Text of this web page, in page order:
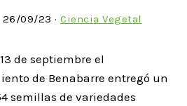
26/09/23 · Ciencia Vegetal
de septiembre el
de Benabarre entregó un
semillas de variedades